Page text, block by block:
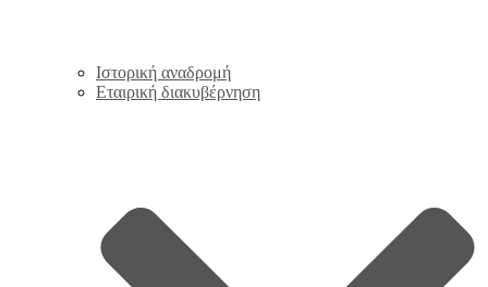
Ιστορική αναδρομή
Εταιρική διακυβέρνηση